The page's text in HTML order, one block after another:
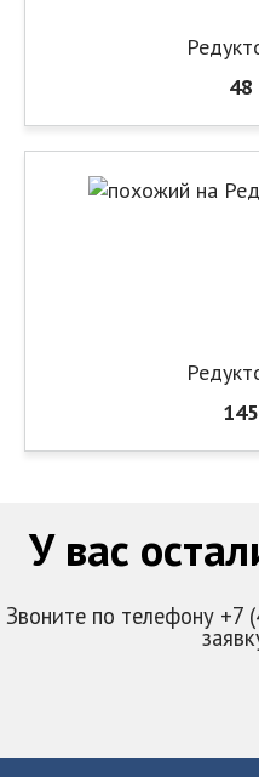
48
У вас
Звоните по телефону +7